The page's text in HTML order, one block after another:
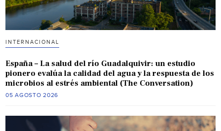
INTERNACIONAL
España – La salud del río Guadalquivir: un estudio
pionero evalúa la calidad del agua y la respuesta de los
microbios al estrés ambiental (The Conversation)
05 AGOSTO 2026